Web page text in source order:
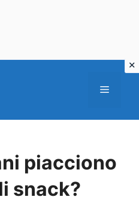
Menu
piacciono
snack?